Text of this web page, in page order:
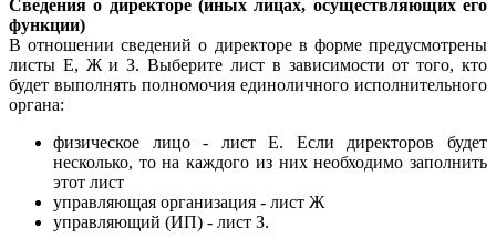
Сведения о директоре (иных лицах, осуществляющих его
функции)
В отношении сведений о директоре в форме предусмотрены
листы Е, Ж и З. Выберите лист в зависимости от того, кто
будет выполнять полномочия единоличного исполнительного
органа:
физическое лицо - лист Е. Если директоров будет
несколько, то на каждого из них необходимо заполнить
этот лист
управляющая организация - лист Ж
управляющий (ИП) - лист З.